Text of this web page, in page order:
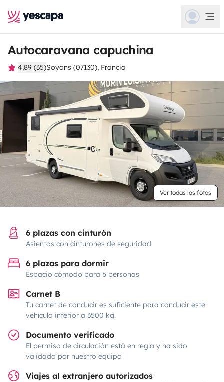
Autocaravana capuchina
4,89 (35)Soyons (07130), Francia
Ver todas las fotos
6 plazas con cinturón
Asientos con cinturones de seguridad
6 plazas para dormir
Espacio cómodo para 6 personas
Carnet B
Tu carnet de conducir es suficiente para conducir este
vehículo inferior a 3500 kg.
Documento verificado
El permiso de circulación está en regla y ha sido
validado por nuestro equipo
Viajes al extranjero autorizados